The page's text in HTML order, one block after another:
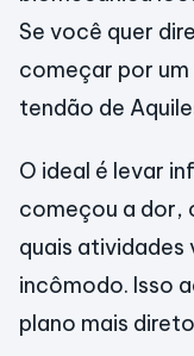
Se você quer
começar por
tendão de
O ideal é levar
começou a dor,
quais atividades
incômodo. Isso
plano mais